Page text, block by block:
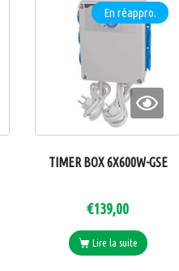
En réappro.
TIMER BOX 6X600W-GSE
€139,00
Lire la suite
BIO